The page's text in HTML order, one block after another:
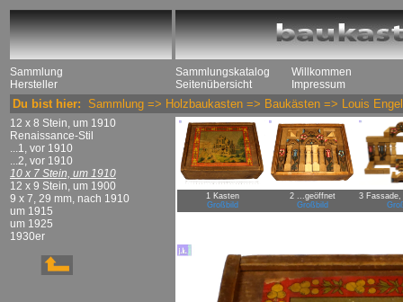
Sammlung
Hersteller
Sammlungskatalog
Seitenübersicht
Willkommen
Impressum
Du bist hier: Sammlung => Holzbaukasten => Baukästen => Louis
12 x 8 Stein, um 1910
Renaissance-Stil
...1, vor 1910
...2, vor 1910
10 x 7 Stein, um 1910
12 x 9 Stein, um 1900
9 x 7, 29 mm, nach 1910
um 1915
um 1925
1930er
1 Kasten
Großbild
2 ...geöffnet
Großbild
3